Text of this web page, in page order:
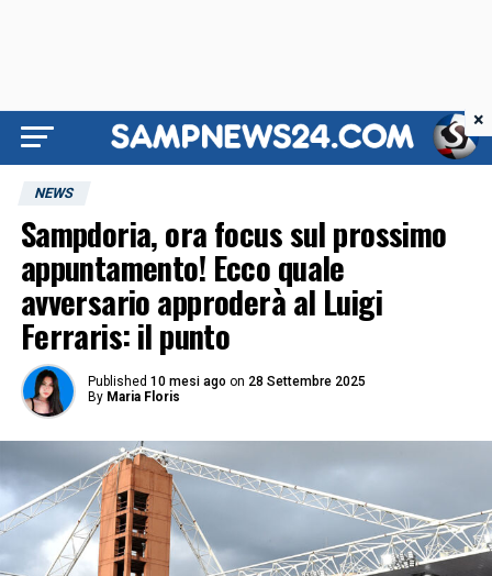
NEWS
Sampdoria, ora focus sul prossimo
appuntamento! Ecco quale
avversario approderà al Luigi
Ferraris: il punto
Published 10 mesi ago on 28 Settembre 2025
By Maria Floris
×